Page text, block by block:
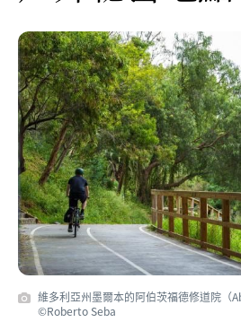
維多利亞州墨爾本的阿伯茨福德修道院（
©Roberto Seba